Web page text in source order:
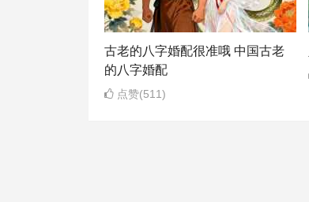
古老的八字婚配很准哦 中国古老
的八字婚配
点赞(511)